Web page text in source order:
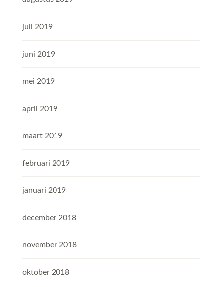
juli 2019
juni 2019
mei 2019
april 2019
maart 2019
februari 2019
januari 2019
december 2018
november 2018
oktober 2018